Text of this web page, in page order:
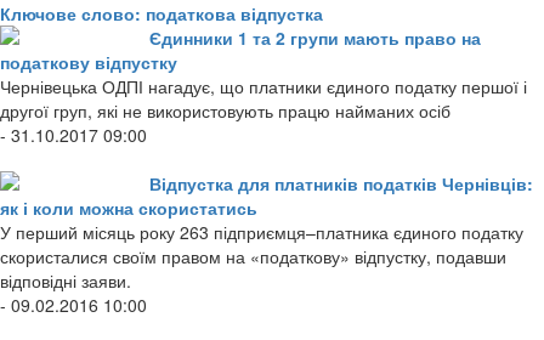
Ключове слово: податкова відпустка
Єдинники 1 та 2 групи мають право на
податкову відпустку
Чернівецька ОДПІ нагадує, що платники єдиного податку першої і
другої груп, які не використовують працю найманих осіб
- 31.10.2017 09:00
Відпустка для платників податків Чернівців:
як і коли можна скористатись
У перший місяць року 263 підприємця–платника єдиного податку
скористалися своїм правом на «податкову» відпустку, подавши
відповідні заяви.
- 09.02.2016 10:00